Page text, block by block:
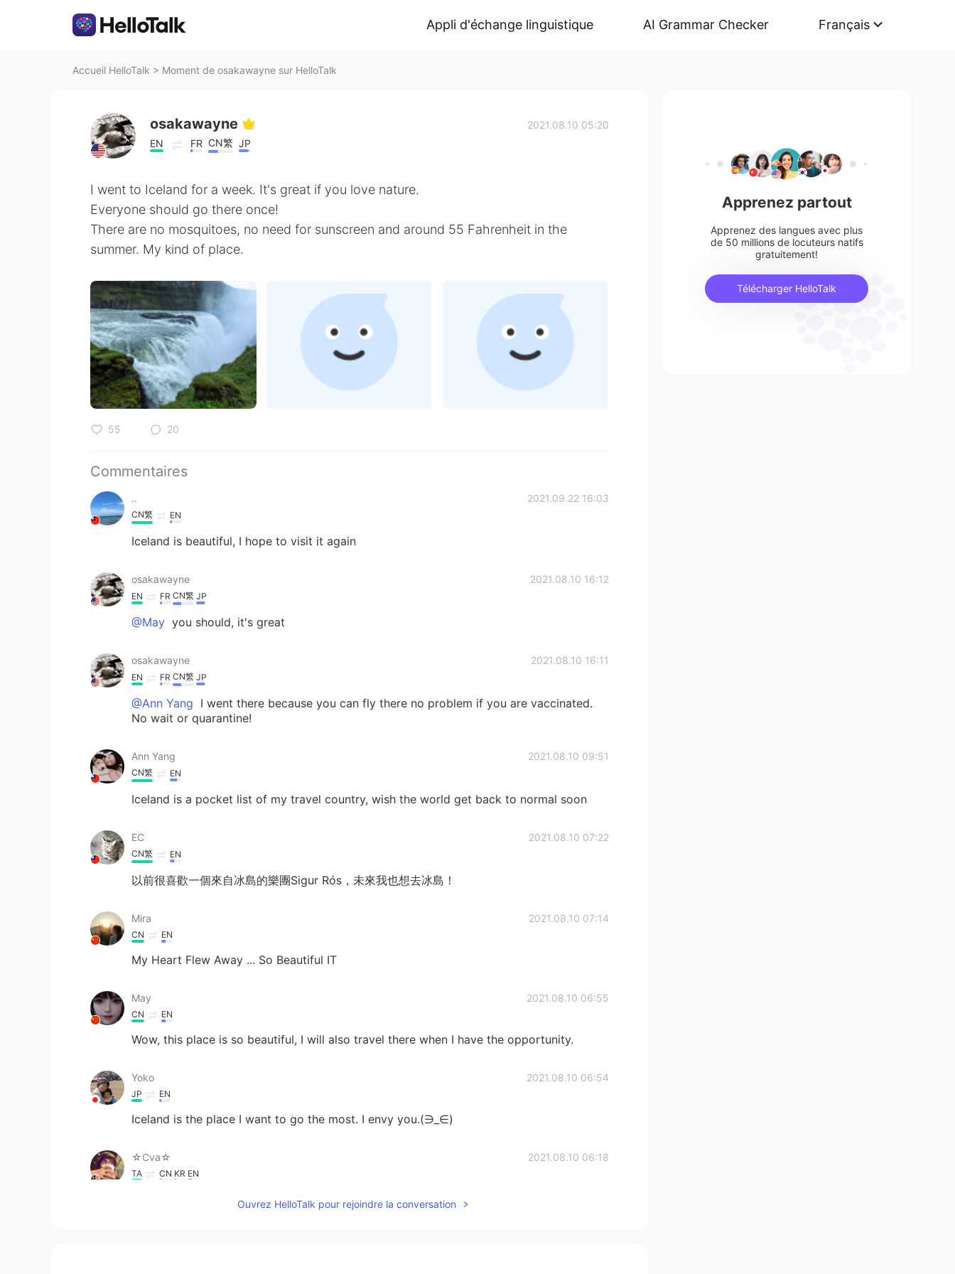
Appli d'échange linguistique AI Grammar Checker Français
Accueil HelloTalk > Moment de osakawayne sur HelloTalk
osakawayne
EN FR CN繁 JP
2021.08.10 05:20
I went to Iceland for a week. It's great if you love nature.
Everyone should go there once!
There are no mosquitoes, no need for sunscreen and around 55 Fahrenheit in the
summer. My kind of place.
55 20
Commentaires
.. 2021.09.22 16:03
CN繁 EN
Iceland is beautiful, I hope to visit it again
osakawayne 2021.08.10 16:12
EN FR CN繁 JP
@May you should, it's great
osakawayne 2021.08.10 16:11
EN FR CN繁 JP
@Ann Yang I went there because you can fly there no problem if you are vaccinated.
No wait or quarantine!
Ann Yang 2021.08.10 09:51
CN繁 EN
Iceland is a pocket list of my travel country, wish the world get back to normal soon
EC 2021.08.10 07:22
CN繁 EN
以前很喜歡一個來自冰島的樂團Sigur Rós，未來我也想去冰島！
Mira 2021.08.10 07:14
CN EN
My Heart Flew Away ... So Beautiful IT
May 2021.08.10 06:55
CN EN
Wow, this place is so beautiful, I will also travel there when I have the opportunity.
Yoko 2021.08.10 06:54
JP EN
Iceland is the place I want to go the most. I envy you.(∋_∈)
☆Cva☆ 2021.08.10 06:18
TA CN KR EN
Ouvrez HelloTalk pour rejoindre la conversation
Apprenez partout
Apprenez des langues avec plus
de 50 millions de locuteurs natifs
gratuitement!
Télécharger HelloTalk